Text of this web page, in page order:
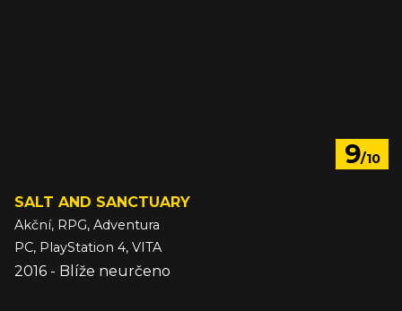
9/10
SALT AND SANCTUARY
Akční, RPG, Adventura
PC, PlayStation 4, VITA
2016 - Blíže neurčeno